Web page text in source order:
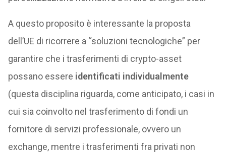
A questo proposito è interessante la proposta
dell’UE di ricorrere a “soluzioni tecnologiche” per
garantire che i trasferimenti di crypto-asset
possano essere identificati individualmente
(questa disciplina riguarda, come anticipato, i casi in
cui sia coinvolto nel trasferimento di fondi un
fornitore di servizi professionale, ovvero un
exchange, mentre i trasferimenti fra privati non